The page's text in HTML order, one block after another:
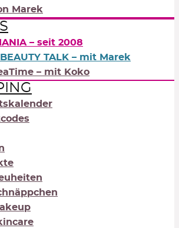
Marek
– seit 2008
BEAUTY TALK – mit Marek
– mit Koko